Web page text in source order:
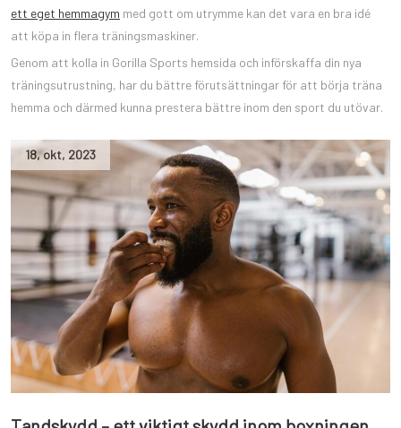
ett eget hemmagym med gott om utrymme kan det vara en bra idé
att köpa in flera träningsmaskiner.
Genom att kolla in Gorilla Sports hemsida och införskaffa din nya
träningsutrustning, har du bättre förutsättningar för att börja träna
hemma och därmed kunna prestera bättre inom den sport du utövar.
18,okt, 2023